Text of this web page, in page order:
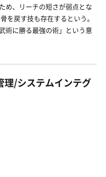
め、リーチの短さが弱点とな
を戻す技も存在するという。
術に勝る最強の術」という意
理/システムインテグ